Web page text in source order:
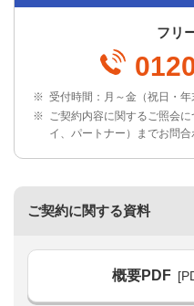
フリ
※ 受付時間：月～金（祝日・
※ ご契約内容に関するご照会
イ、パートナー）までお問合
ご契約に関する資料
概要PDF